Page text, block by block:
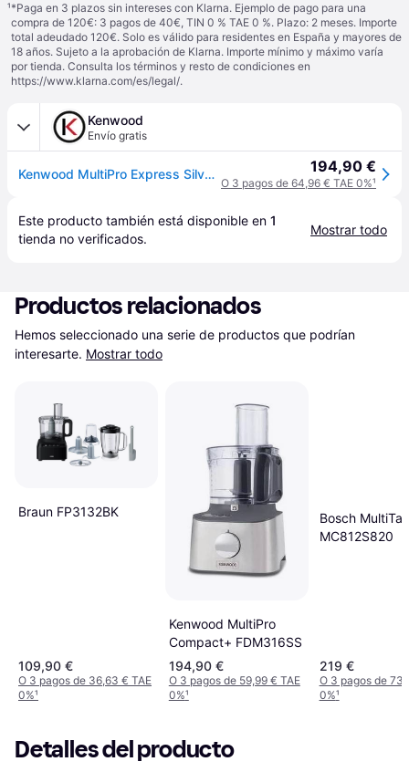
¹*Paga en 3 plazos sin intereses con Klarna. Ejemplo de pago para una
compra de 120€: 3 pagos de 40€, TIN 0 % TAE 0 %. Plazo: 2 meses. Importe
total adeudado 120€. Solo es válido para residentes en España y mayores de
18 años. Sujeto a la aprobación de Klarna. Importe mínimo y máximo varía
por tienda. Consulta los términos y resto de condiciones en
https://www.klarna.com/es/legal/.
Kenwood
Envío gratis
Kenwood MultiPro Express Silver FDP65.820SI 194,90 €
O 3 pagos de 64,96 € TAE 0%¹
Este producto también está disponible en 1
tienda no verificados.
Mostrar todo
Productos relacionados
Hemos seleccionado una serie de productos que podrían
interesarte. Mostrar todo
Braun FP3132BK
109,90 €
O 3 pagos de 36,63 € TAE
0%¹
Kenwood MultiPro
Compact+ FDM316SS
194,90 €
O 3 pagos de 59,99 € TAE
0%¹
Bosch
MC812S820
219 €
O 3 pagos de
0%¹
Detalles del producto